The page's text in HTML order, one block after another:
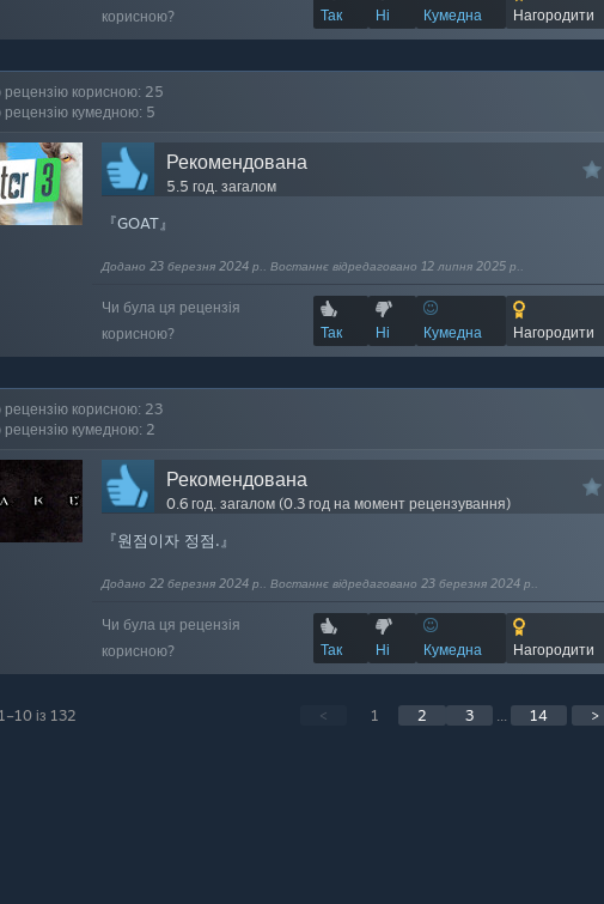
корисною?
Так Ні Кумедна Нагородити
корисною: 25
кумедною: 5
Рекомендована
5.5 год. загалом
『GOAT』
Додано 23 березня 2024 р.. Востаннє відредаговано 12 липня 2025 р..
Чи була ця рецензія
корисною?
Так Ні Кумедна Нагородити
корисною: 23
кумедною: 2
Рекомендована
0.6 год. загалом (0.3 год на момент рецензування)
『원점이자 정점.』
Додано 22 березня 2024 р.. Востаннє відредаговано 23 березня 2024 р..
Чи була ця рецензія
корисною?
Так Ні Кумедна Нагородити
із 132 < 1 2 3 ... 14 >